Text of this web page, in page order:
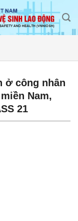
ở công nhân
Nam,
21